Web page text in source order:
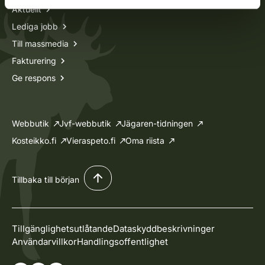
Aktuellt
Lediga jobb
Till massmedia
Fakturering
Ge respons
Webbutik Jvf-webbutik
Jägaren-tidningen
Kosteikko.fi
Vieraspeto.fi Oma riista
Tillbaka till början
TillgänglighetsutlåtandeDataskyddbeskrivninger
AnvändarvillkorHandlingsoffentlighet